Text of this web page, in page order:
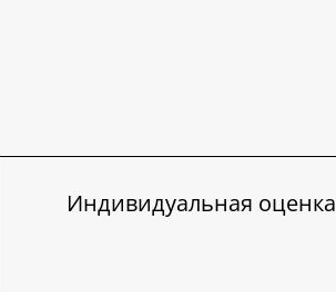
Индивидуальная оценка